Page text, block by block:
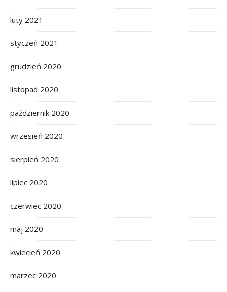
luty 2021
styczeń 2021
grudzień 2020
listopad 2020
październik 2020
wrzesień 2020
sierpień 2020
lipiec 2020
czerwiec 2020
maj 2020
kwiecień 2020
marzec 2020